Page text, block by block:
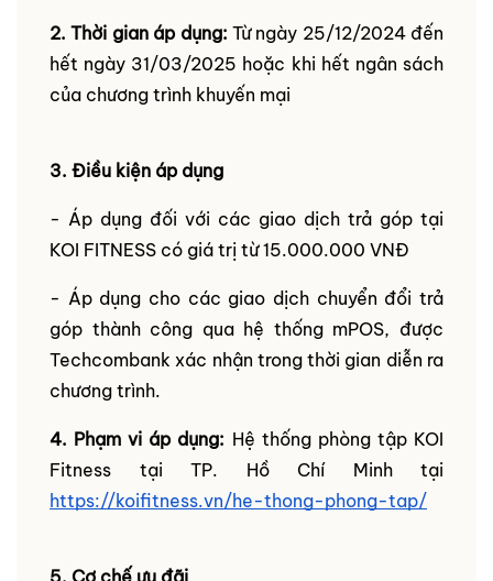
2. Thời gian áp dụng: Từ ngày 25/12/2024 đến
hết ngày 31/03/2025 hoặc khi hết ngân sách
của chương trình khuyến mại
3. Điều kiện áp dụng
- Áp dụng đối với các giao dịch trả góp tại
KOI FITNESS có giá trị từ 15.000.000 VNĐ
- Áp dụng cho các giao dịch chuyển đổi trả
góp thành công qua hệ thống mPOS, được
Techcombank xác nhận trong thời gian diễn ra
chương trình.
4. Phạm vi áp dụng: Hệ thống phòng tập KOI
Fitness tại TP. Hồ Chí Minh tại
https://koifitness.vn/he-thong-phong-tap/